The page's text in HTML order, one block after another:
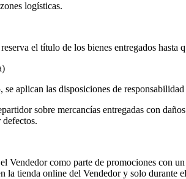
logísticas.
el título de los bienes entregados
aplican las disposiciones de
sobre mercancías entregadas con
defectos.
Vendedor como parte de promociones con
la tienda online del Vendedor y solo durante